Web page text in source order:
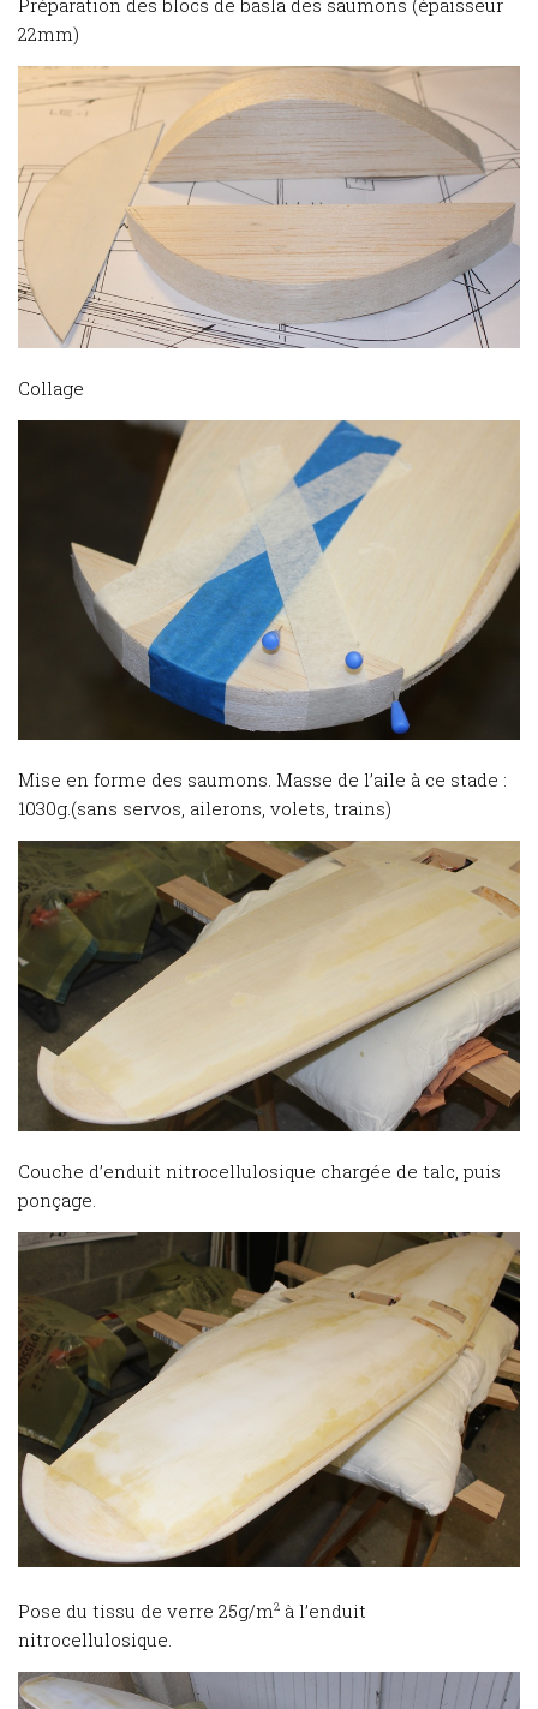
Préparation des blocs de basla des saumons (épaisseur
22mm)
Collage
Mise en forme des saumons. Masse de l’aile à ce stade :
1030g.(sans servos, ailerons, volets, trains)
Couche d’enduit nitrocellulosique chargée de talc, puis
ponçage.
Pose du tissu de verre 25g/m2 à l’enduit
nitrocellulosique.